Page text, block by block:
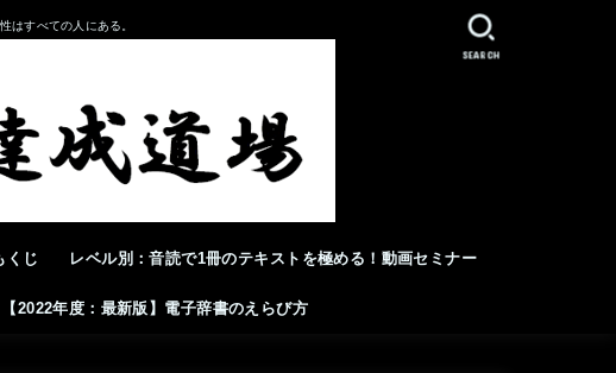
はすべての人にある。
くじ レベル別：音読で1冊のテキストを極める！動画セミナー
【2022年度：最新版】電子辞書のえらび方
SEARCH